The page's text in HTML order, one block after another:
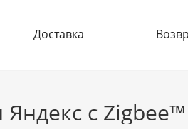
Доставка
с Zigbee™